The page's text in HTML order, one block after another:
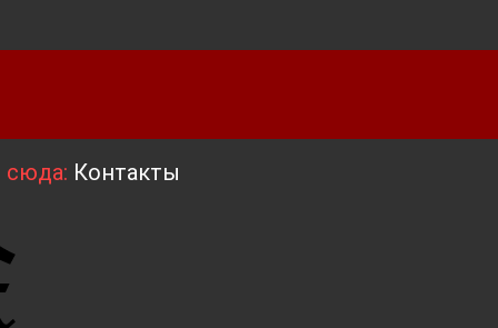
сюда: Контакты